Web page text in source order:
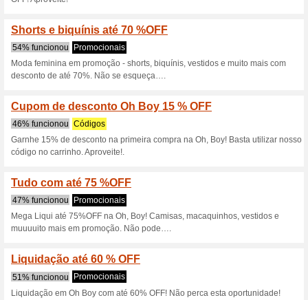
Ganhe 15 % de desconto na
cupom Oh Boy no carrinho.
Mais vendidos com
Boy! ext
100% funcionou
Mais vendidos com até 50 %
compra de 3 peças ou